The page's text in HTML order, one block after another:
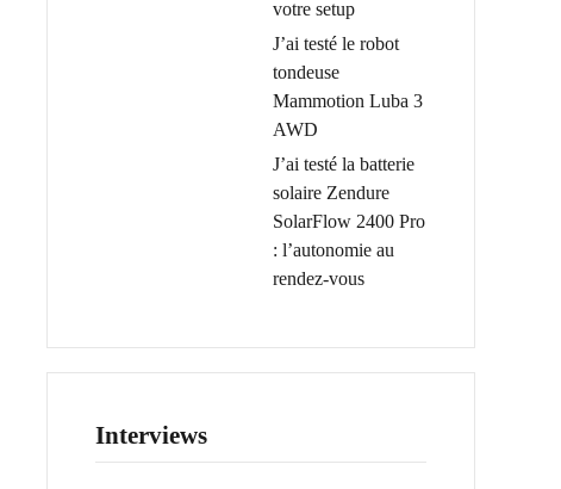
votre setup
J’ai testé le robot
tondeuse
Mammotion Luba 3
AWD
J’ai testé la batterie
solaire Zendure
SolarFlow 2400 Pro
: l’autonomie au
rendez-vous
Interviews